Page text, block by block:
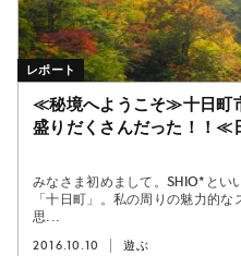
≪秘境へようこそ≫十日町
盛りだくさんだった！！
みなさま初めまして。shio*とい
「十日町」。私の周りの魅力的
思...
2016.10.10 遊ぶ
レポート